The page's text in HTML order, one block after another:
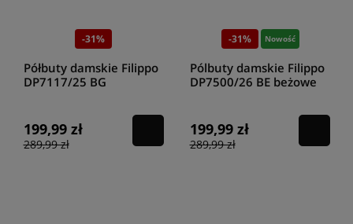
-31%
Półbuty damskie Filippo
DP7117/25 BG
199,99 zł
289,99 zł
-31% Nowość
Pólbuty damskie Filippo
DP7500/26 BE beżowe
199,99 zł
289,99 zł